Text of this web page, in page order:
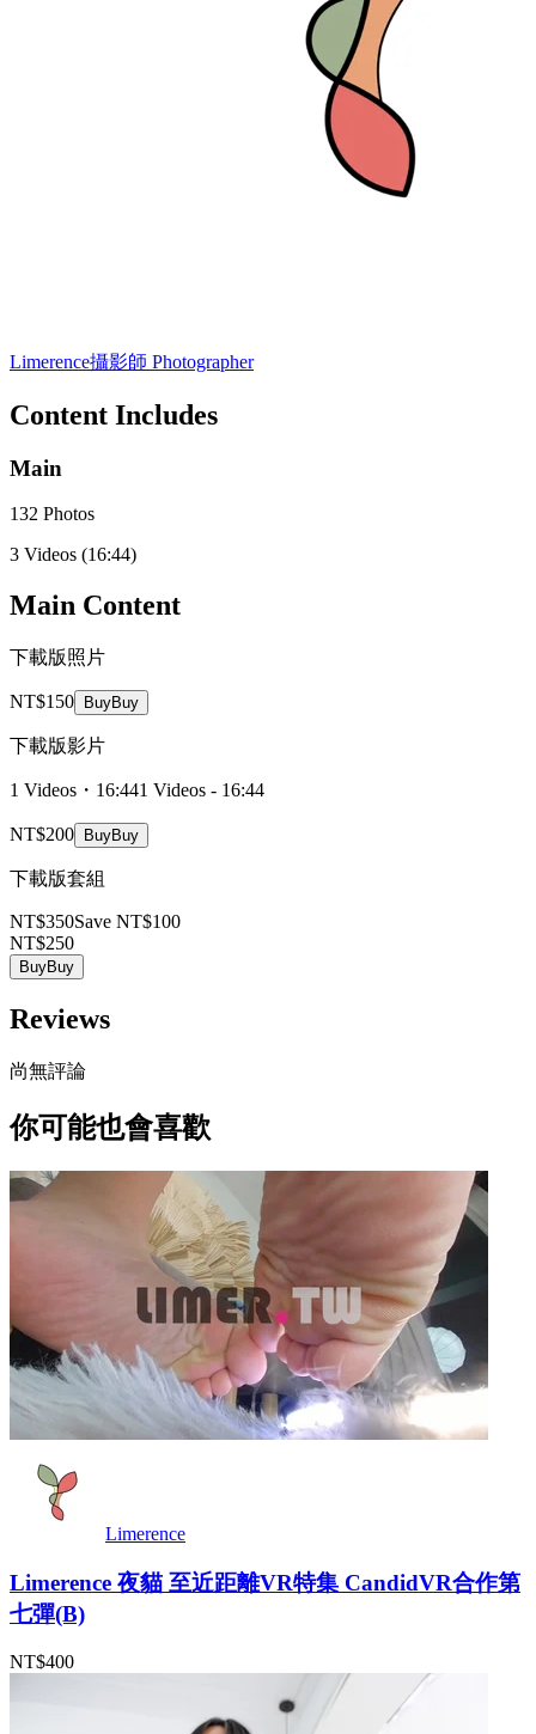
Limerence攝影師 Photographer
Content Includes
Main
132 Photos
3 Videos (16:44)
Main Content
下載版照片
NT$150 BuyBuy
下載版影片
1 Videos・16:441 Videos - 16:44
NT$200 BuyBuy
下載版套組
NT$350Save NT$100
NT$250
BuyBuy
Reviews
尚無評論
你可能也會喜歡
Limerence
Limerence 夜貓 至近距離VR特集 CandidVR合作第
七彈(B)
NT$400